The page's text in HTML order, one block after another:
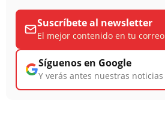
Suscríbete al newsletter
El mejor contenido en tu correo
Síguenos en Google
Y verás antes nuestras noticias